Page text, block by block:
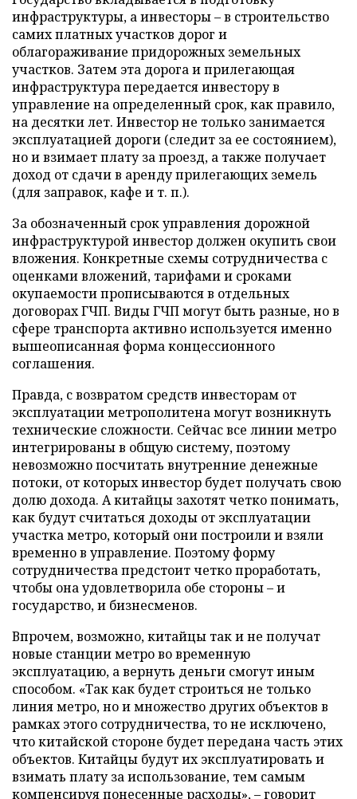
инфраструктуры, а инвесторы – в строительство
самих платных участков дорог и
облагораживание придорожных земельных
участков. Затем эта дорога и прилегающая
инфраструктура передается инвестору в
управление на определенный срок, как правило,
на десятки лет. Инвестор не только занимается
эксплуатацией дороги (следит за ее состоянием),
но и взимает плату за проезд, а также получает
доход от сдачи в аренду прилегающих земель
(для заправок, кафе и т. п.).
За обозначенный срок управления дорожной
инфраструктурой инвестор должен окупить свои
вложения. Конкретные схемы сотрудничества с
оценками вложений, тарифами и сроками
окупаемости прописываются в отдельных
договорах ГЧП. Виды ГЧП могут быть разные, но в
сфере транспорта активно используется именно
вышеописанная форма концессионного
соглашения.
Правда, с возвратом средств инвесторам от
эксплуатации метрополитена могут возникнуть
технические сложности. Сейчас все линии метро
интегрированы в общую систему, поэтому
невозможно посчитать внутренние денежные
потоки, от которых инвестор будет получать свою
долю дохода. А китайцы захотят четко понимать,
как будут считаться доходы от эксплуатации
участка метро, который они построили и взяли
временно в управление. Поэтому форму
сотрудничества предстоит четко проработать,
чтобы она удовлетворила обе стороны – и
государство, и бизнесменов.
Впрочем, возможно, китайцы так и не получат
новые станции метро во временную
эксплуатацию, а вернуть деньги смогут иным
способом. «Так как будет строиться не только
линия метро, но и множество других объектов в
рамках этого сотрудничества, то не исключено,
что китайской стороне будет передана часть этих
объектов. Китайцы будут их эксплуатировать и
взимать плату за использование, тем самым
компенсируя понесенные расходы»,–говорит